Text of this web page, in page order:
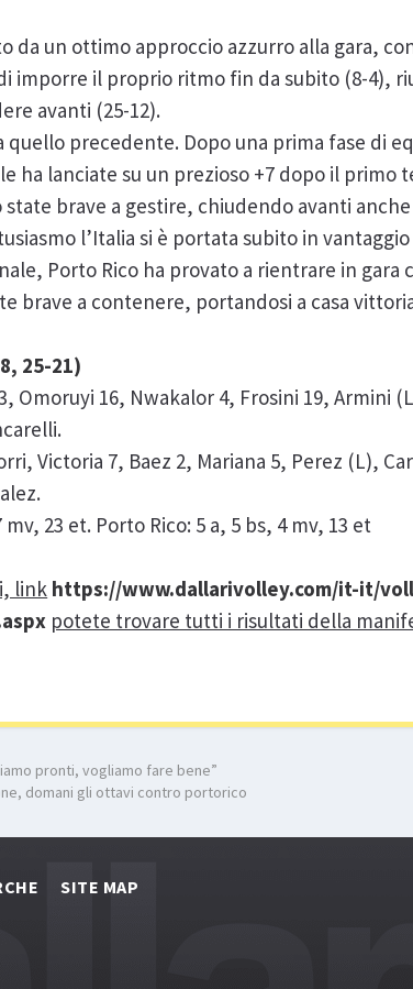
da un ottimo approccio azzurro alla gara,
imporre il proprio ritmo fin da subito (8-4),
avanti (25-12).
quello precedente. Dopo una prima fase di
ha lanciate su un prezioso +7 dopo il primo
brave a gestire, chiudendo avanti
l’Italia si è portata subito in
Porto Rico ha provato a rientrare in
brave a contenere, portandosi a casa
25-21)
Omoruyi 16, Nwakalor 4, Frosini 19, Armini
Victoria 7, Baez 2, Mariana 5, Perez (L),
mv, 23 et. Porto Rico: 5 a, 5 bs, 4 mv, 13 et
link https://www.dallarivolley.com/it-it/
potete trovare tutti i risultati della
pronti, vogliamo fare bene”
domani gli ottavi contro portorico
SITE MAP